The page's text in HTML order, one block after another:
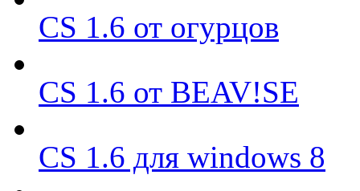
CS 1.6 от огурцов
CS 1.6 от BEAV!SE
CS 1.6 для windows 8